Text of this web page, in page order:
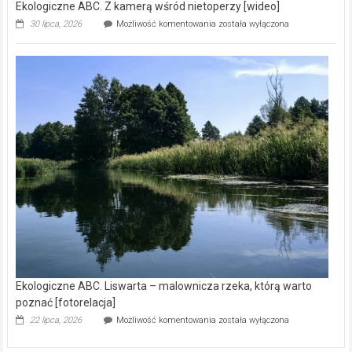
Ekologiczne ABC. Z kamerą wśród nietoperzy [wideo]
30 lipca, 2026 Możliwość komentowania Ekologiczne
kamerą
wśród
została wyłączona
Ekologiczne ABC. Liswarta – malownicza rzeka, którą warto
poznać [fotorelacja]
22 lipca, 2026 Możliwość komentowania Ekologiczne
została wyłączona